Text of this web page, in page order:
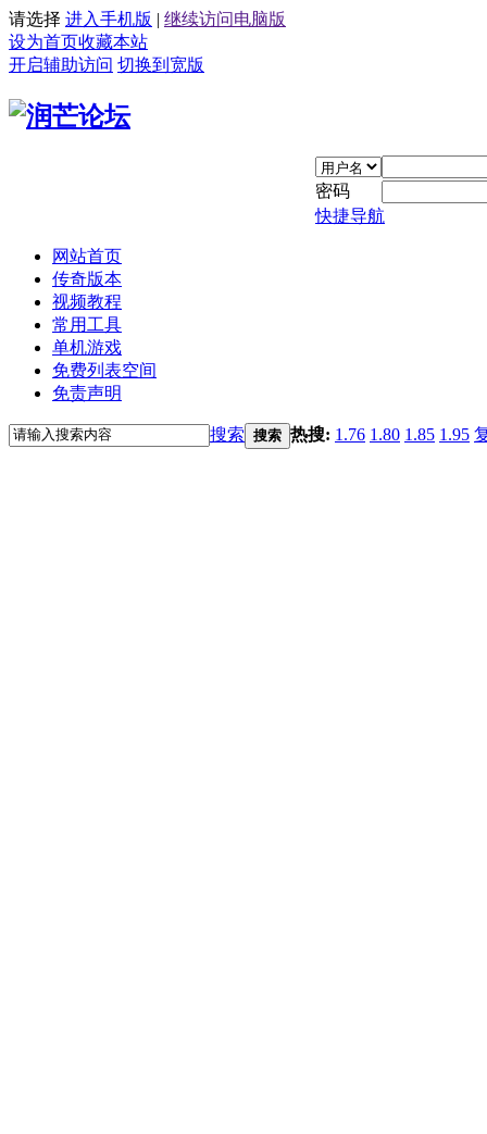
请选择 进入手机版 | 继续访问电脑版
设为首页收藏本站
开启辅助访问 切换到宽版
密码
快捷导航
网站首页
传奇版本
视频教程
常用工具
单机游戏
免费列表空间
免责声明
搜索 搜索 热搜: 1.76 1.80 1.85 1.95